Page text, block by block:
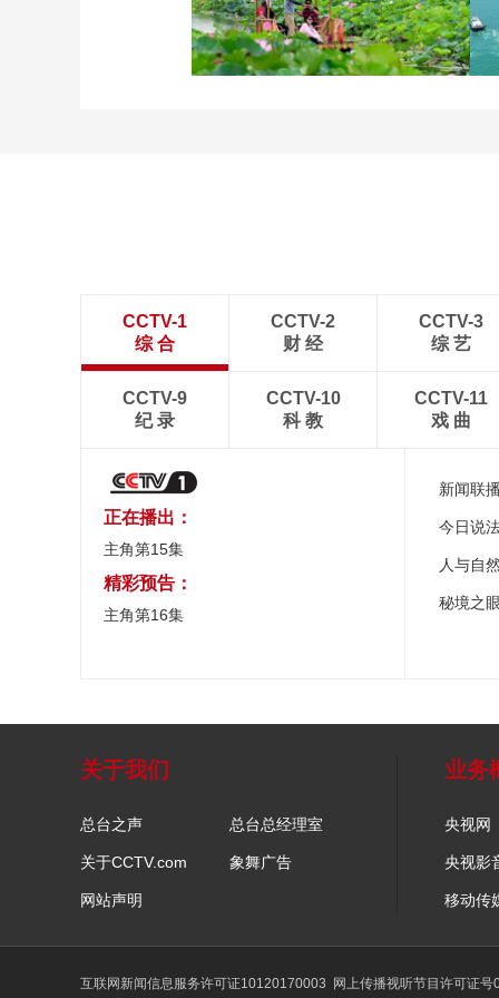
立秋近 采菱忙
CCTV-1
综 合
CCTV-2
财 经
CCTV-3
综 艺
CCTV-9
纪 录
CCTV-10
科 教
CCTV-11
戏 曲
正在播出：
主角第15集
精彩预告：
主角第16集
新闻联
今日说
人与自
秘境之
关于我们
总台之声 总台总经理室
关于CCTV.com 象舞广告
网站声明
业务
央视网
央视影
移动传
互联网新闻信息服务许可证10120170003 网上传播视听节目许可证